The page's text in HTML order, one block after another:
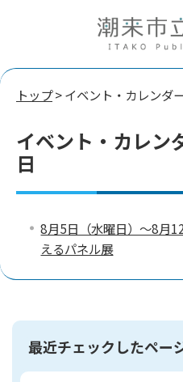
トップ> イベント・カレンダ
イベント・カレン
日
8月5日（水曜日）～8月
えるパネル展
最近チェックしたペー